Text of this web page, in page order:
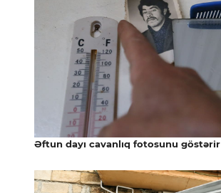
Əftun dayı cavanlıq fotosunu göstərir